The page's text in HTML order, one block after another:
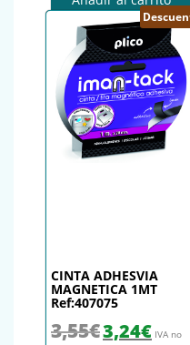
CINTA ADHESVIA
MAGNETICA 1MT
Ref:407075
3,55€ El precio original
3,24€El
IVA no